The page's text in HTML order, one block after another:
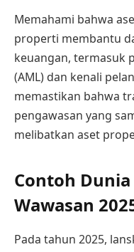
Memahami bahwa
properti membantu
keuangan, termasuk
(AML) dan kenali
memastikan bahwa
pengawasan yang
melibatkan aset
Contoh
Wawasan
Pada tahun 2025,